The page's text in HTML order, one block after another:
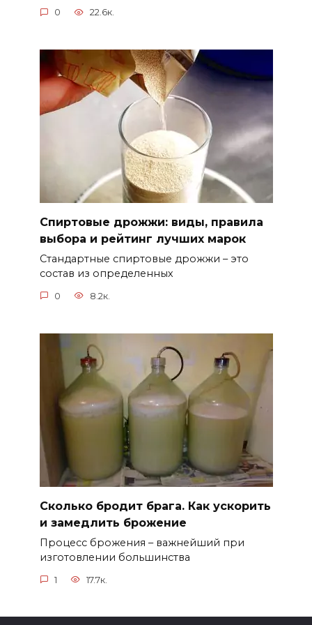
0 22.6к.
Спиртовые дрожжи: виды, правила
выбора и рейтинг лучших марок
Стандартные спиртовые дрожжи – это
состав из определенных
0 8.2к.
Сколько бродит брага. Как ускорить
и замедлить брожение
Процесс брожения – важнейший при
изготовлении большинства
1 17.7к.